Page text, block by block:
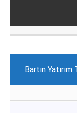
Bartın